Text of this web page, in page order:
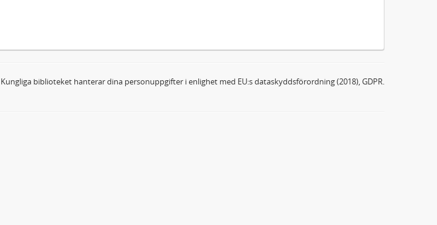
Kungliga biblioteket hanterar dina personuppgifter i enlighet med EU:s dataskyddsförordning (2018), GDPR.